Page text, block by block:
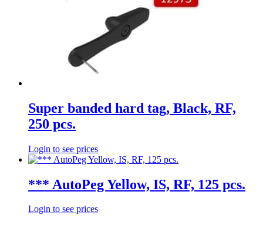
Super banded hard tag, Black, RF,
250 pcs.
Login to see prices
*** AutoPeg Yellow, IS, RF, 125 pcs.
Login to see prices